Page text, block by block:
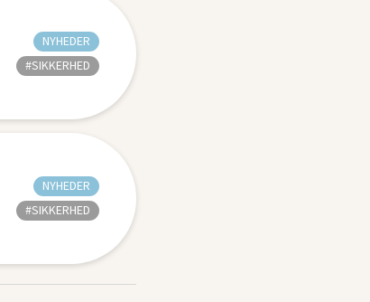
NYHEDER
#SIKKERHED
NYHEDER
#SIKKERHED